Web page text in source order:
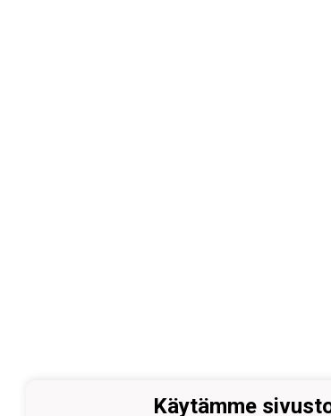
Käytämme